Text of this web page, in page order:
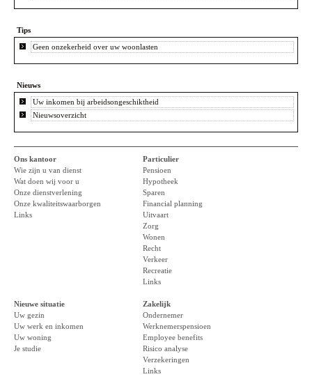
Tips
Geen onzekerheid over uw woonlasten
Nieuws
Uw inkomen bij arbeidsongeschiktheid
Nieuwsoverzicht
Ons kantoor
Wie zijn u van dienst
Wat doen wij voor u
Onze dienstverlening
Onze kwaliteitswaarborgen
Links
Particulier
Pensioen
Hypotheek
Sparen
Financial planning
Uitvaart
Zorg
Wonen
Recht
Verkeer
Recreatie
Links
Nieuwe situatie
Uw gezin
Uw werk en inkomen
Uw woning
Je studie
Zakelijk
Ondernemer
Werknemerspensioen
Employee benefits
Risico analyse
Verzekeringen
Links